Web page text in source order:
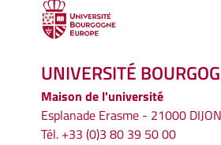
UNIVERSITÉ
Maison de l'université
Esplanade Erasme - 21000 DIJON
Tél. +33 (0)3 80 39 50 00